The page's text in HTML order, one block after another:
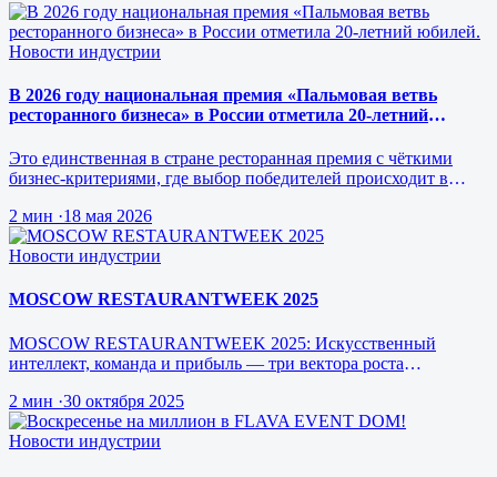
Новости индустрии
В 2026 году национальная премия «Пальмовая ветвь
ресторанного бизнеса» в России отметила 20-летний
Это единственная в стране ресторанная премия с чёткими
бизнес-критериями, где выбор победителей происходит в
2 мин ·18 мая 2026
Новости индустрии
MOSCOW RESTAURANTWEEK 2025
MOSCOW RESTAURANTWEEK 2025: Искусственный
интеллект, команда и прибыль — три вектора роста
2 мин ·30 октября 2025
Новости индустрии